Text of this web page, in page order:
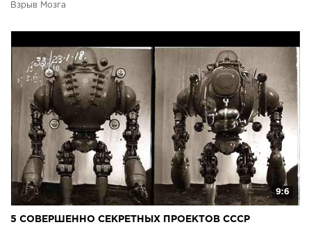
Взрыв Мозга
9:6
5 СОВЕРШЕННО СЕКРЕТНЫХ ПРОЕКТОВ СССР